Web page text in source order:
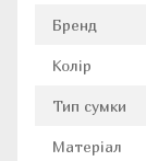
Бренд
Колір
Тип сумки
Матеріал